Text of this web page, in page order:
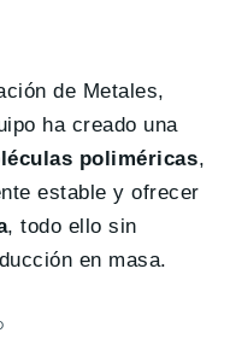
de Metales,
ha creado una
poliméricas,
estable y ofrecer
, todo ello sin
en masa.